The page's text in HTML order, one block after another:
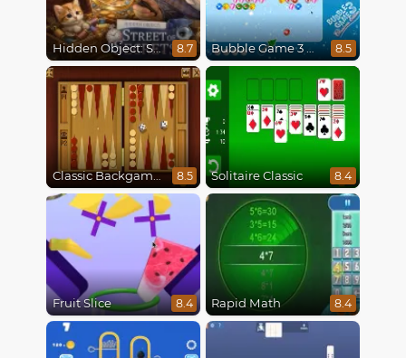
Hidden Object: Street Of Secrets 8.7 Bubble Game 3 Christmas 8.5
Classic Backgammon 8.5 Solitaire Classic 8.4
Fruit Slice 8.4 Rapid Math 8.4